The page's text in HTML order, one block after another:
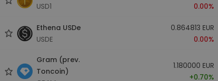
USD1
0.00%
Ethena USDe
USDE
0.864813 EUR
0.00%
Gram (prev.
Toncoin)
1.180000 EUR
+0.70%